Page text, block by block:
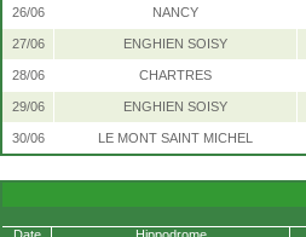
26/06 NANCY
27/06 ENGHIEN SOISY
28/06 CHARTRES
29/06 ENGHIEN SOISY
30/06 LE MONT SAINT MICHEL